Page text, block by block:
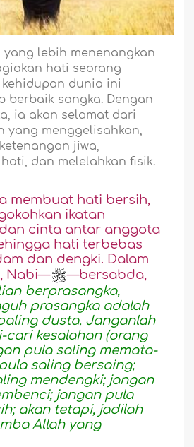
yang lebih menenangkan
hati seorang
dunia ini
berbaik sangka. Dengan
ia akan selamat dari
yang menggelisahkan,
jiwa,
dan melelahkan fisik.
membuat hati bersih,
ikatan
cinta antar anggota
hati terbebas
dan dengki. Dalam
Nabi—
—bersabda,
berprasangka,
prasangka adalah
dusta. Janganlah
cari kesalahan (orang
pula saling memata-
saling bersaing;
mendengki; jangan
jangan pula
akan tetapi, jadilah
Allah yang